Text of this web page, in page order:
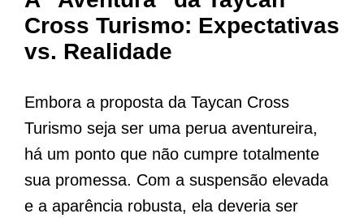
Cross Turismo: Expectativas
vs. Realidade
Embora a proposta da Taycan Cross
Turismo seja ser uma perua aventureira,
há um ponto que não cumpre totalmente
sua promessa. Com a suspensão elevada
e a aparência robusta, ela deveria ser